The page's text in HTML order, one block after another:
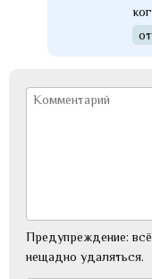
Предупреждение:
нещадно удаляться.